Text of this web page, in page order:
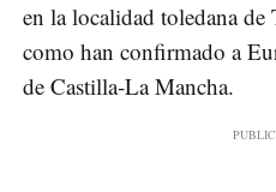
en la localidad toledana de
como han confirmado a
de Castilla-La Mancha.